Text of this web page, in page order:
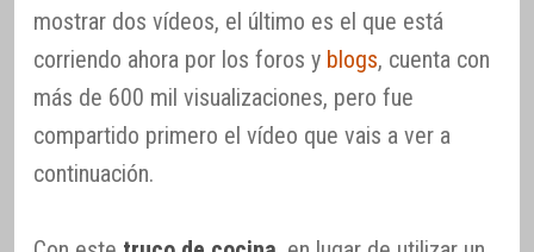
mostrar dos vídeos, el último es el que está
corriendo ahora por los foros y blogs, cuenta con
más de 600 mil visualizaciones, pero fue
compartido primero el vídeo que vais a ver a
continuación.